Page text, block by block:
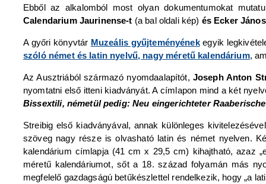
Ebből az alkalomból most olyan dokumentumokat
Calendarium Jaurinense-t (a bal oldali kép) és Ecker
A győri könyvtár Muzeális gyűjteményénekegyik
szóló német és latin nyelvű, nagy méretű kalendárium,
Az Ausztriából származó nyomdaalapítót, Joseph Anton
nyomtatni első itteni kiadványát. A címlapon mind a két
Bissextili, németül pedig: Neu eingerichteter
Streibig első kiadványával, annak különleges
szöveg nagy része is olvasható latin és német nyelven.
kalendárium címlapja (41 cm x 29,5 cm) kihajtható, azaz
méretű kalendáriumot, sőt a 18. század folyamán más
megfelelő gazdagságú betűkészlettel rendelkezik, hogy „a